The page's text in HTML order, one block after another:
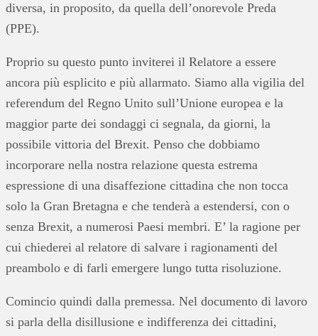
diversa, in proposito, da quella dell’onorevole Preda
(PPE).
Proprio su questo punto inviterei il Relatore a essere
ancora più esplicito e più allarmato. Siamo alla vigilia del
referendum del Regno Unito sull’Unione europea e la
maggior parte dei sondaggi ci segnala, da giorni, la
possibile vittoria del Brexit. Penso che dobbiamo
incorporare nella nostra relazione questa estrema
espressione di una disaffezione cittadina che non tocca
solo la Gran Bretagna e che tenderà a estendersi, con o
senza Brexit, a numerosi Paesi membri. E’ la ragione per
cui chiederei al relatore di salvare i ragionamenti del
preambolo e di farli emergere lungo tutta risoluzione.
Comincio quindi dalla premessa. Nel documento di lavoro
si parla della disillusione e indifferenza dei cittadini,